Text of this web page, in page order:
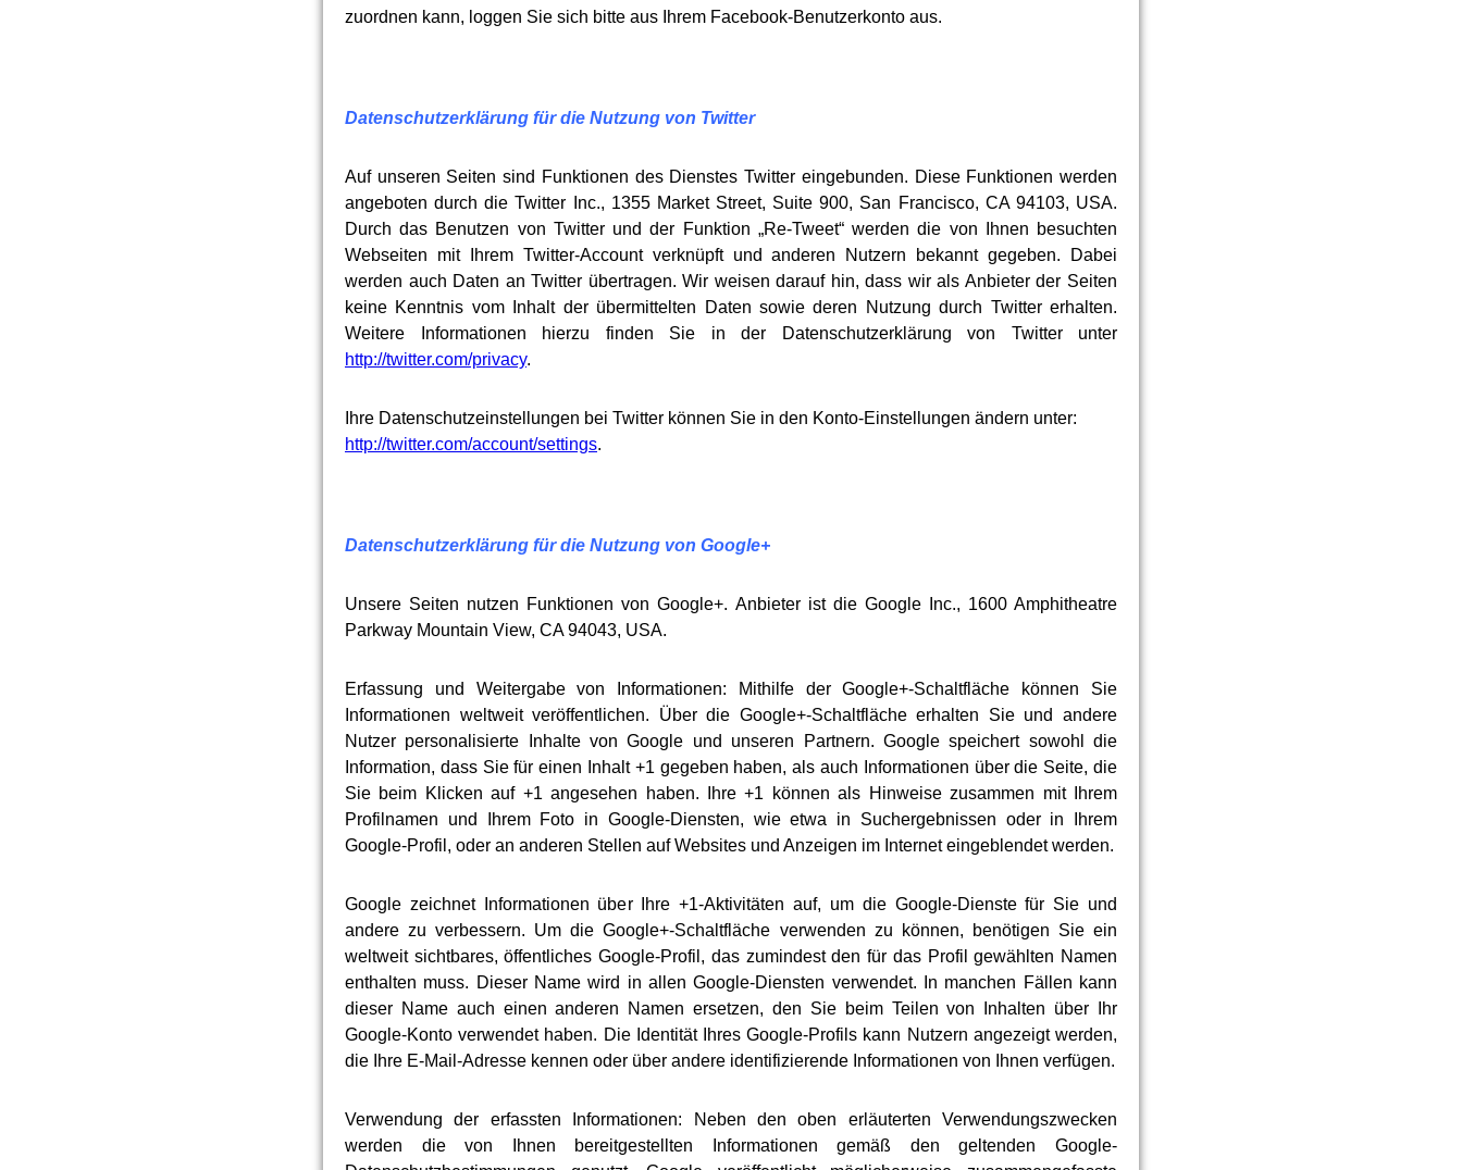
zuordnen kann, loggen Sie sich bitte aus Ihrem Facebook-Benutzerkonto aus.
Datenschutzerklärung für die Nutzung von Twitter
Auf unseren Seiten sind Funktionen des Dienstes Twitter eingebunden. Diese Funktionen werden
angeboten durch die Twitter Inc., 1355 Market Street, Suite 900, San Francisco, CA 94103, USA.
Durch das Benutzen von Twitter und der Funktion „Re-Tweet“ werden die von Ihnen besuchten
Webseiten mit Ihrem Twitter-Account verknüpft und anderen Nutzern bekannt gegeben. Dabei
werden auch Daten an Twitter übertragen. Wir weisen darauf hin, dass wir als Anbieter der Seiten
keine Kenntnis vom Inhalt der übermittelten Daten sowie deren Nutzung durch Twitter erhalten.
Weitere Informationen hierzu finden Sie in der Datenschutzerklärung von Twitter unter
http://twitter.com/privacy.
Ihre Datenschutzeinstellungen bei Twitter können Sie in den Konto-Einstellungen ändern unter:
http://twitter.com/account/settings.
Datenschutzerklärung für die Nutzung von Google+
Unsere Seiten nutzen Funktionen von Google+. Anbieter ist die Google Inc., 1600 Amphitheatre
Parkway Mountain View, CA 94043, USA.
Erfassung und Weitergabe von Informationen: Mithilfe der Google+-Schaltfläche können Sie
Informationen weltweit veröffentlichen. Über die Google+-Schaltfläche erhalten Sie und andere
Nutzer personalisierte Inhalte von Google und unseren Partnern. Google speichert sowohl die
Information, dass Sie für einen Inhalt +1 gegeben haben, als auch Informationen über die Seite, die
Sie beim Klicken auf +1 angesehen haben. Ihre +1 können als Hinweise zusammen mit Ihrem
Profilnamen und Ihrem Foto in Google-Diensten, wie etwa in Suchergebnissen oder in Ihrem
Google-Profil, oder an anderen Stellen auf Websites und Anzeigen im Internet eingeblendet werden.
Google zeichnet Informationen über Ihre +1-Aktivitäten auf, um die Google-Dienste für Sie und
andere zu verbessern. Um die Google+-Schaltfläche verwenden zu können, benötigen Sie ein
weltweit sichtbares, öffentliches Google-Profil, das zumindest den für das Profil gewählten Namen
enthalten muss. Dieser Name wird in allen Google-Diensten verwendet. In manchen Fällen kann
dieser Name auch einen anderen Namen ersetzen, den Sie beim Teilen von Inhalten über Ihr
Google-Konto verwendet haben. Die Identität Ihres Google-Profils kann Nutzern angezeigt werden,
die Ihre E-Mail-Adresse kennen oder über andere identifizierende Informationen von Ihnen verfügen.
Verwendung der erfassten Informationen: Neben den oben erläuterten Verwendungszwecken
werden die von Ihnen bereitgestellten Informationen gemäß den geltenden Google-